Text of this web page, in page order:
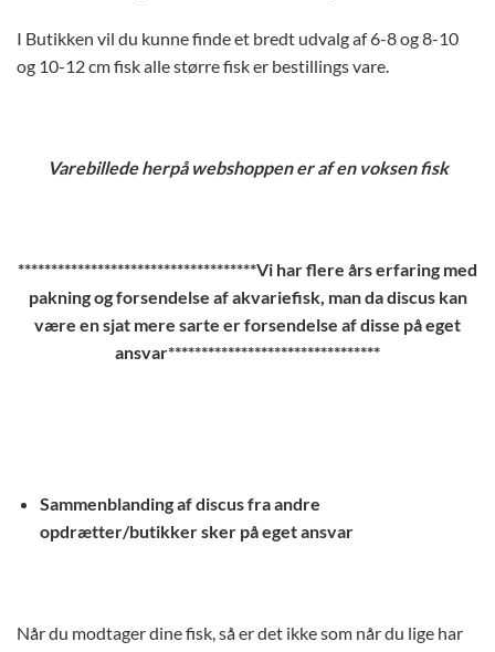
I Butikken vil du kunne finde et bredt udvalg af 6-8 og 8-10
og 10-12 cm fisk alle større fisk er bestillings vare.
Varebillede herpå webshoppen er af en voksen fisk
************************************Vi har flere års erfaring med
pakning og forsendelse af akvariefisk, man da discus kan
være en sjat mere sarte er forsendelse af disse på eget
ansvar********************************
Sammenblanding af discus fra andre
opdrætter/butikker sker på eget ansvar
Når du modtager dine fisk, så er det ikke som når du lige har